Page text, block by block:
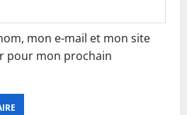
mon e-mail et mon site
pour mon prochain